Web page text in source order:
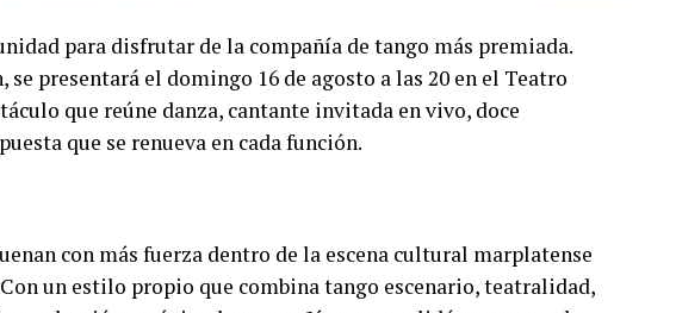
para disfrutar de la compañía de tango más premiada.
presentará el domingo 16 de agosto a las 20 en el Teatro
que reúne danza, cantante invitada en vivo, doce
que se renueva en cada función.
con más fuerza dentro de la escena cultural marplatense
un estilo propio que combina tango escenario, teatralidad,